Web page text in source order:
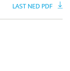
LAST NED PDF